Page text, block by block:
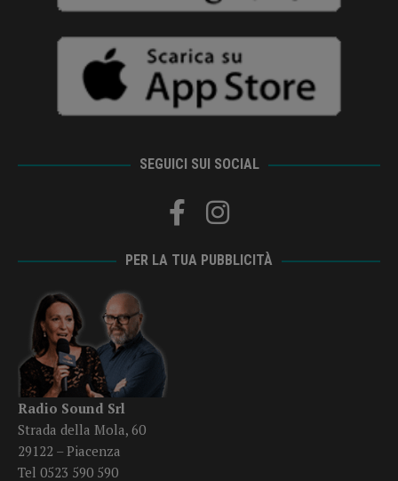
SEGUICI SUI SOCIAL
PER LA TUA PUBBLICITÀ
Radio Sound Srl
Strada della Mola, 60
29122 – Piacenza
Tel 0523 590 590